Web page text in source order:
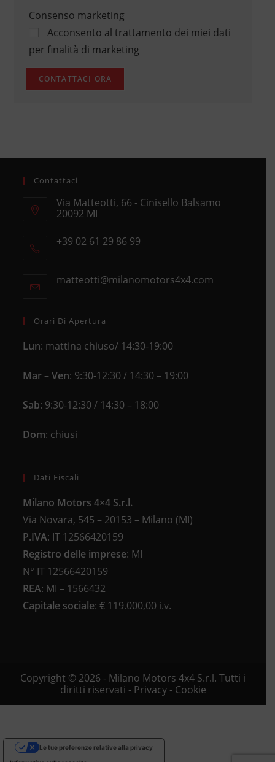
Consenso marketing
Acconsento al trattamento dei miei dati
per finalità di marketing
Contattaci
Via Matteotti, 66 - Cinisello Balsamo
20092 MI
in
+39 02 61 29 86 99
your
matteotti@milanomotors4x4.comOpens
Orari Di Apertura
Lun: mattina chiuso/ 14:30-19:00
Mar – Ven: 9:30-12:30 / 14:30 – 19:00
Sab: 9:30-12:30 / 14:30 – 18:00
Dom: chiusi
Dati Fiscali
Milano Motors 4×4 S.r.l.
Via Novara, 545 – 20153 – Milano (MI)
P.IVA: IT 12566420159
Registro delle imprese: MI
N° IT 12566420159
REA: MI – 1566432
Capitale sociale: € 119.000,00 i.v.
Copyright © 2026 - Milano Motors 4x4 S.r.l. Tutti i
diritti riservati - Privacy- Cookie
Le tue preferenze relative alla privacy